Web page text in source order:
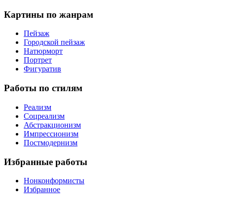
Картины по жанрам
Пейзаж
Городской пейзаж
Натюрморт
Портрет
Фигуратив
Работы по стилям
Реализм
Соцреализм
Абстракционизм
Импрессионизм
Постмодернизм
Избранные работы
Нонконформисты
Избранное